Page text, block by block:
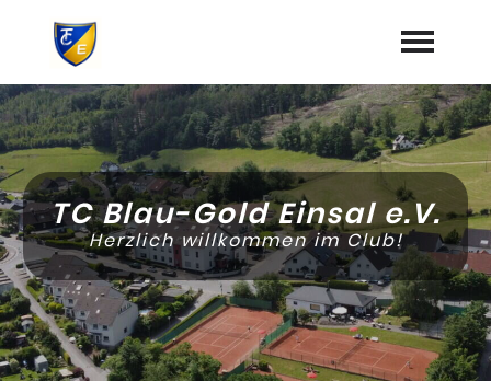
Startseite
Aktuelles
Termine
Jugend
Training
TC Blau-Gold Einsal e.V.
Herzlich willkommen im Club!